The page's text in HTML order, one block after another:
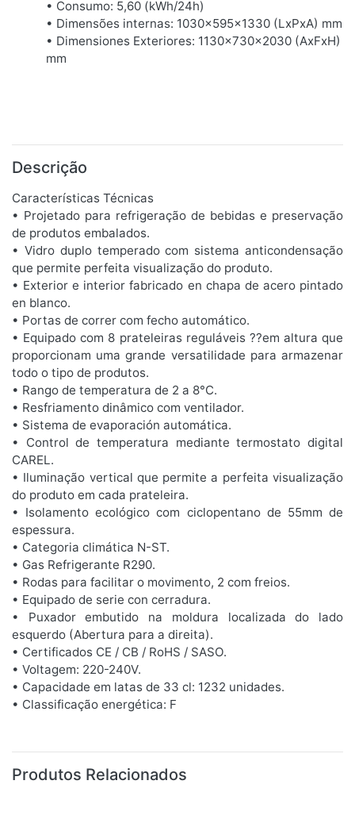
• Consumo: 5,60 (kWh/24h)
• Dimensões internas: 1030x595x1330 (LxPxA) mm
• Dimensiones Exteriores: 1130x730x2030 (AxFxH)
mm
Descrição
Características Técnicas
• Projetado para refrigeração de bebidas e preservação
de produtos embalados.
• Vidro duplo temperado com sistema anticondensação
que permite perfeita visualização do produto.
• Exterior e interior fabricado en chapa de acero pintado
en blanco.
• Portas de correr com fecho automático.
• Equipado com 8 prateleiras reguláveis ??em altura que
proporcionam uma grande versatilidade para armazenar
todo o tipo de produtos.
• Rango de temperatura de 2 a 8°C.
• Resfriamento dinâmico com ventilador.
• Sistema de evaporación automática.
• Control de temperatura mediante termostato digital
CAREL.
• Iluminação vertical que permite a perfeita visualização
do produto em cada prateleira.
• Isolamento ecológico com ciclopentano de 55mm de
espessura.
• Categoria climática N-ST.
• Gas Refrigerante R290.
• Rodas para facilitar o movimento, 2 com freios.
• Equipado de serie con cerradura.
• Puxador embutido na moldura localizada do lado
esquerdo (Abertura para a direita).
• Certificados CE / CB / RoHS / SASO.
• Voltagem: 220-240V.
• Capacidade em latas de 33 cl: 1232 unidades.
• Classificação energética: F
Produtos Relacionados